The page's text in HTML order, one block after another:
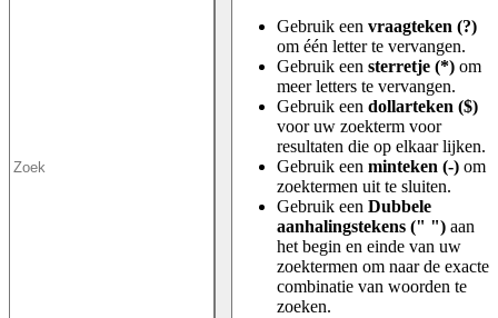
Gebruik een vraagteken (?)
om één letter te vervangen.
Gebruik een sterretje (*) om
meer letters te vervangen.
Gebruik een dollarteken ($)
voor uw zoekterm voor
resultaten die op elkaar lijken.
Gebruik een minteken (-) om
zoektermen uit te sluiten.
Gebruik een Dubbele
aanhalingstekens (" ") aan
het begin en einde van uw
zoektermen om naar de exacte
combinatie van woorden te
zoeken.